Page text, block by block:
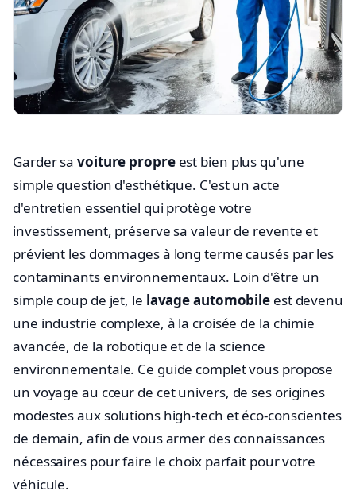
Garder sa voiture propreest bien plus qu'une
simple question d'esthétique. C'est un acte
d'entretien essentiel qui protège votre
investissement, préserve sa valeur de revente et
prévient les dommages à long terme causés par les
contaminants environnementaux. Loin d'être un
simple coup de jet, le lavage automobile est devenu
une industrie complexe, à la croisée de la chimie
avancée, de la robotique et de la science
environnementale. Ce guide complet vous propose
un voyage au cœur de cet univers, de ses origines
modestes aux solutions high-tech et éco-conscientes
de demain, afin de vous armer des connaissances
nécessaires pour faire le choix parfait pour votre
véhicule.